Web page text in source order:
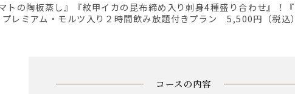
レミアム・モルツ入り２時間飲み放題付きプラン 5,500円（税込）
コースの内容